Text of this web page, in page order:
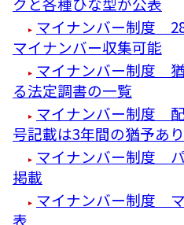
マイナンバー制度
マイナンバー収集可能
マイナンバー制度
る法定調書の一覧
マイナンバー制度
号記載は3年間の猶予あり
マイナンバー制度
掲載
マイナンバー制度
表